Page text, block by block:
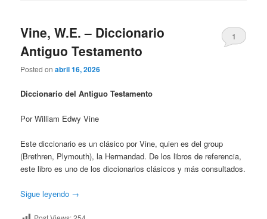
Vine, W.E. – Diccionario
Antiguo Testamento
Posted onabril 16, 2026
1
Diccionario del Antiguo Testamento
Por William Edwy Vine
Este diccionario es un clásico por Vine, quien es del group
(Brethren, Plymouth), la Hermandad. De los libros de referencia,
este libro es uno de los diccionarios clásicos y más consultados.
Sigue leyendo →